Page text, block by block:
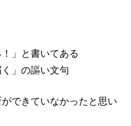
」と書いてある
」の謳い文句
できていなかったと思い